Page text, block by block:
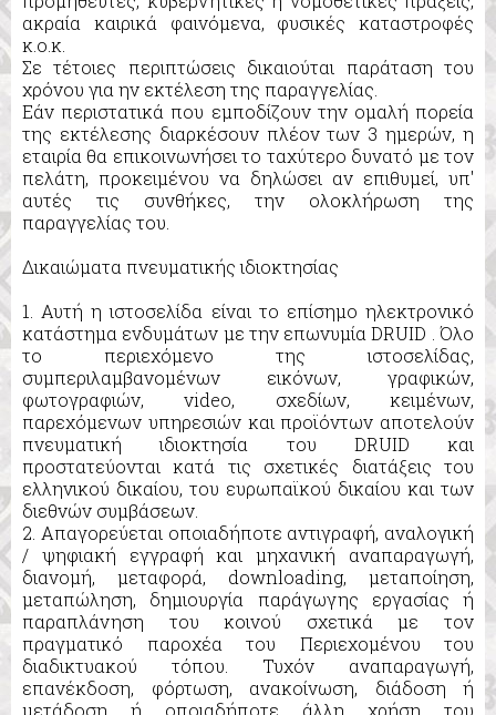
ακραία καιρικά φαινόμενα, φυσικές καταστροφές
κ.ο.κ.
Σε τέτοιες περιπτώσεις δικαιούται παράταση του
χρόνου για ην εκτέλεση της παραγγελίας.
Εάν περιστατικά που εμποδίζουν την ομαλή πορεία
της εκτέλεσης διαρκέσουν πλέον των 3 ημερών, η
εταιρία θα επικοινωνήσει το ταχύτερο δυνατό με τον
πελάτη, προκειμένου να δηλώσει αν επιθυμεί, υπ'
αυτές τις συνθήκες, την ολοκλήρωση της
παραγγελίας του.
Δικαιώματα πνευματικής ιδιοκτησίας
1. Αυτή η ιστοσελίδα είναι το επίσημο ηλεκτρονικό
κατάστημα ενδυμάτων με την επωνυμία DRUID . Όλο
το περιεχόμενο της ιστοσελίδας,
συμπεριλαμβανομένων εικόνων, γραφικών,
φωτογραφιών, video, σχεδίων, κειμένων,
παρεχόμενων υπηρεσιών και προϊόντων αποτελούν
πνευματική ιδιοκτησία του DRUID και
προστατεύονται κατά τις σχετικές διατάξεις του
ελληνικού δικαίου, του ευρωπαϊκού δικαίου και των
διεθνών συμβάσεων.
2. Απαγορεύεται οποιαδήποτε αντιγραφή, αναλογική
/ ψηφιακή εγγραφή και μηχανική αναπαραγωγή,
διανομή, μεταφορά, downloading, μεταποίηση,
μεταπώληση, δημιουργία παράγωγης εργασίας ή
παραπλάνηση του κοινού σχετικά με τον
πραγματικό παροχέα του Περιεχομένου του
διαδικτυακού τόπου. Τυχόν αναπαραγωγή,
επανέκδοση, φόρτωση, ανακοίνωση, διάδοση ή
μετάδοση ή οποιαδήποτε άλλη χρήση του